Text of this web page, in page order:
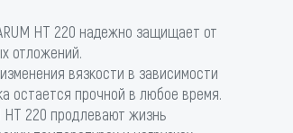
HT 220 надежно защищает от
отложений.
вязкости в зависимости
остается прочной в любое время.
HT 220 продлевают жизнь